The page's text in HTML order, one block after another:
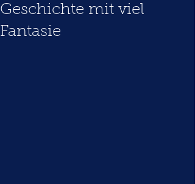
Geschichte mit viel
Fantasie